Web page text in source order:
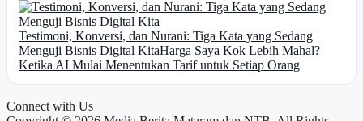
Testimoni, Konversi, dan Nurani: Tiga Kata yang Sedang
Menguji Bisnis Digital KitaHarga Saya Kok Lebih Mahal?
Ketika AI Mulai Menentukan Tarif untuk Setiap Orang
Connect with Us